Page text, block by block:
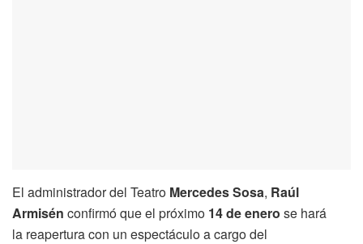
El administrador del Teatro Mercedes Sosa, Raúl
Armisén confirmó que el próximo 14 de enero se hará
la reapertura con un espectáculo a cargo del